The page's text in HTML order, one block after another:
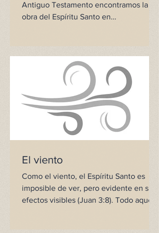
Antiguo Testamento encontramos la
obra del Espíritu Santo en
El viento
Como el viento, el Espíritu Santo es
imposible de ver, pero evidente en sus
efectos visibles (Juan 3:8). Todo aquel